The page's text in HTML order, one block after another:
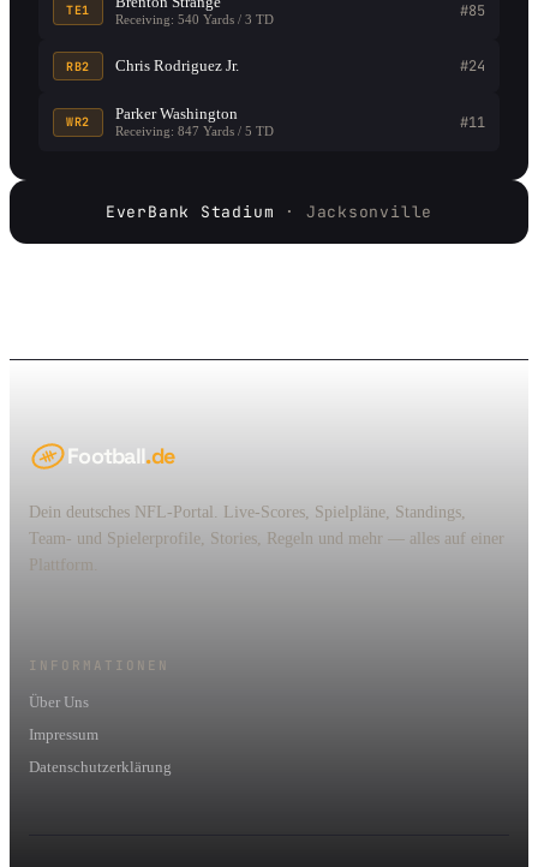
TE1
Receiving: 540 Yards / 3 TD #85
RB2 Chris Rodriguez Jr. #24
WR2 Parker Washington
Receiving: 847 Yards / 5 TD #11
EverBank Stadium · Jacksonville
Football.de
Dein deutsches NFL-Portal. Live-Scores, Spielpläne, Standings,
Team- und Spielerprofile, Stories, Regeln und mehr — alles auf einer
Plattform.
INFORMATIONEN
Über Uns
Impressum
Datenschutzerklärung